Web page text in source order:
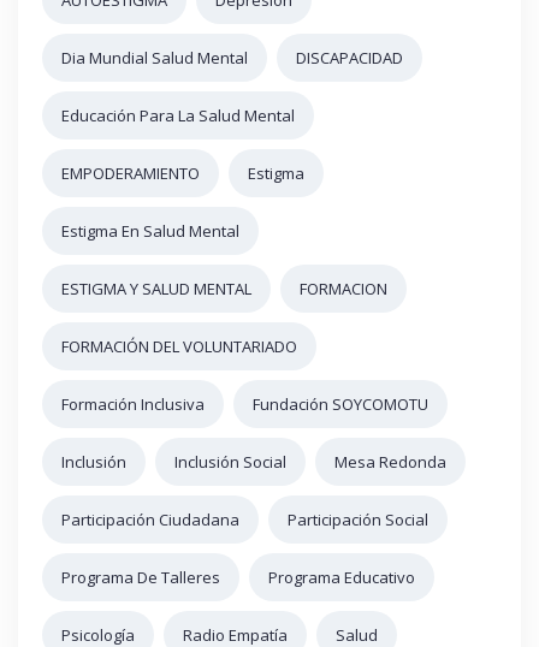
Dia Mundial Salud Mental DISCAPACIDAD
Educación Para La Salud Mental
EMPODERAMIENTO Estigma
Estigma En Salud Mental
ESTIGMA Y SALUD MENTAL FORMACION
FORMACIÓN DEL VOLUNTARIADO
Formación Inclusiva Fundación SOYCOMOTU
Inclusión Inclusión Social Mesa Redonda
Participación Ciudadana Participación Social
Programa De Talleres Programa Educativo
Psicología Radio Empatía Salud